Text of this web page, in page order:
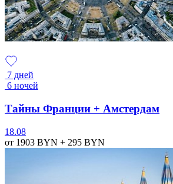
7 дней
6 ночей
Тайны Франции + Амстердам
18.08
от 1903 BYN + 295 BYN